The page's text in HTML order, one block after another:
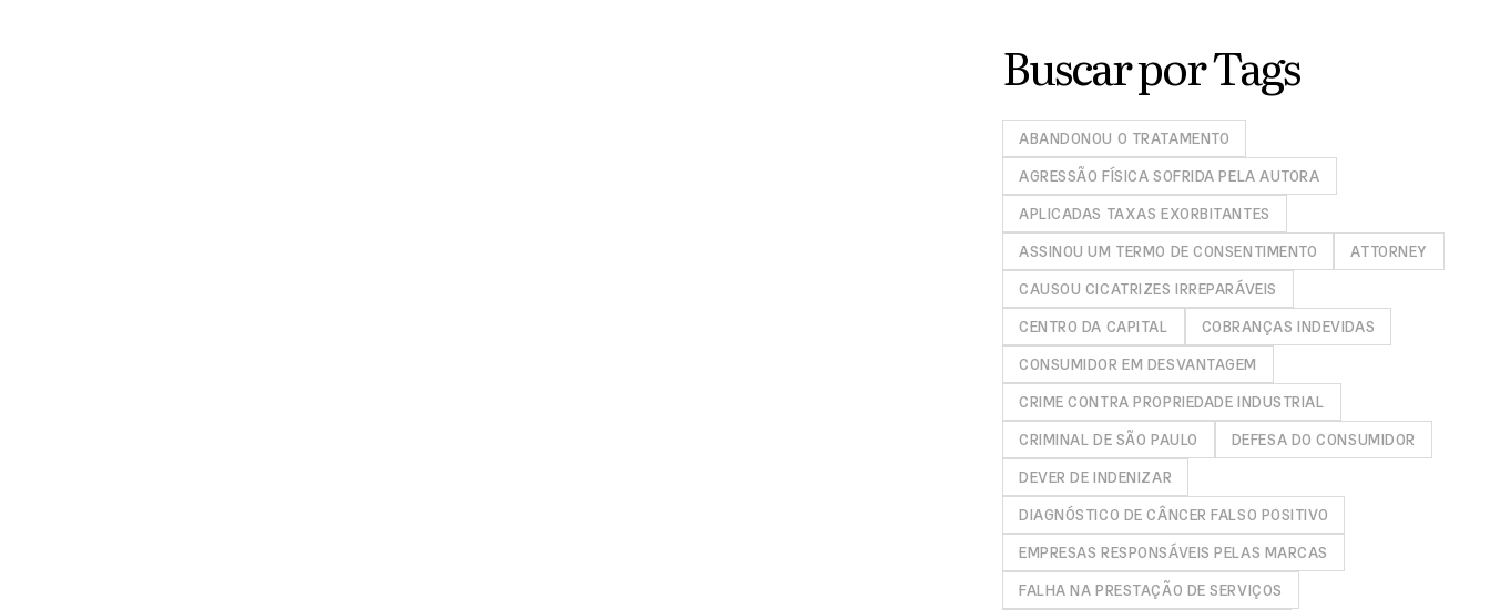
Buscar por Tags
ABANDONOU O TRATAMENTO
AGRESSÃO FÍSICA SOFRIDA PELA AUTORA
APLICADAS TAXAS EXORBITANTES
ASSINOU UM TERMO DE CONSENTIMENTO
ATTORNEY
CAUSOU CICATRIZES IRREPARÁVEIS
CENTRO DA CAPITAL
COBRANÇAS INDEVIDAS
CONSUMIDOR EM DESVANTAGEM
CRIME CONTRA PROPRIEDADE INDUSTRIAL
CRIMINAL DE SÃO PAULO
DEFESA DO CONSUMIDOR
DEVER DE INDENIZAR
DIAGNÓSTICO DE CÂNCER FALSO POSITIVO
EMPRESAS RESPONSÁVEIS PELAS MARCAS
FALHA NA PRESTAÇÃO DE SERVIÇOS